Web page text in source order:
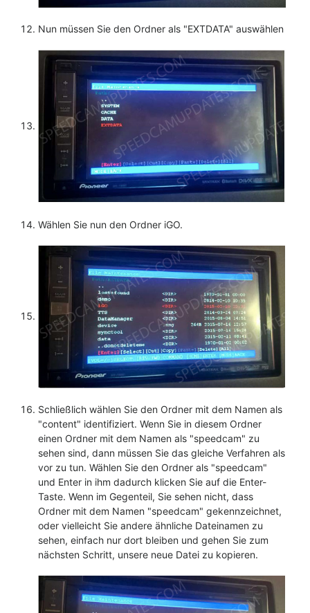
Nun müssen Sie den Ordner als "EXTDATA" auswählen
Wählen Sie nun den Ordner iGO.
Schließlich wählen Sie den Ordner mit dem Namen als
"content" identifiziert. Wenn Sie in diesem Ordner
einen Ordner mit dem Namen als "speedcam" zu
sehen sind, dann müssen Sie das gleiche Verfahren als
vor zu tun. Wählen Sie den Ordner als "speedcam"
und Enter in ihm dadurch klicken Sie auf die Enter-
Taste. Wenn im Gegenteil, Sie sehen nicht, dass
Ordner mit dem Namen "speedcam" gekennzeichnet,
oder vielleicht Sie andere ähnliche Dateinamen zu
sehen, einfach nur dort bleiben und gehen Sie zum
nächsten Schritt, unsere neue Datei zu kopieren.